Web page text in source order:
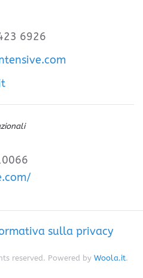
6926
sulla privacy
reserved. Powered by Woola.it.